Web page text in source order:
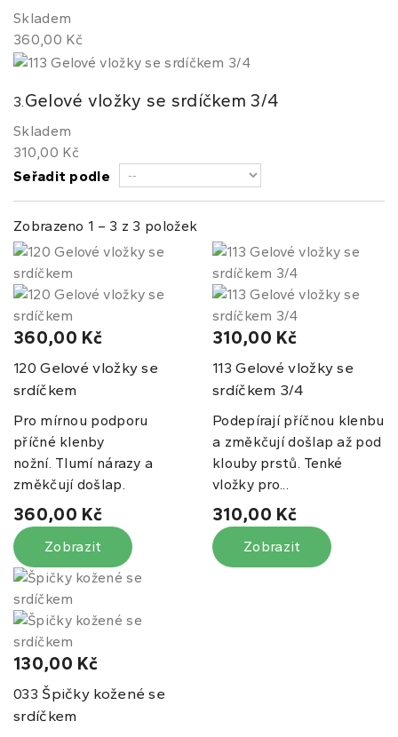
Skladem
360,00 Kč
3. Gelové vložky se srdíčkem 3/4
Skladem
310,00 Kč
Seřadit podle
Zobrazeno 1 – 3 z 3 položek
360,00 Kč
120 Gelové vložky se
srdíčkem
Pro mírnou podporu
příčné klenby
nožní. Tlumí nárazy a
změkčují došlap.
360,00 Kč
Zobrazit
310,00 Kč
113 Gelové vložky se
srdíčkem 3/4
Podepírají příčnou klenbu
a změkčují došlap až pod
klouby prstů. Tenké
vložky pro...
310,00 Kč
Zobrazit
130,00 Kč
033 Špičky kožené se
srdíčkem